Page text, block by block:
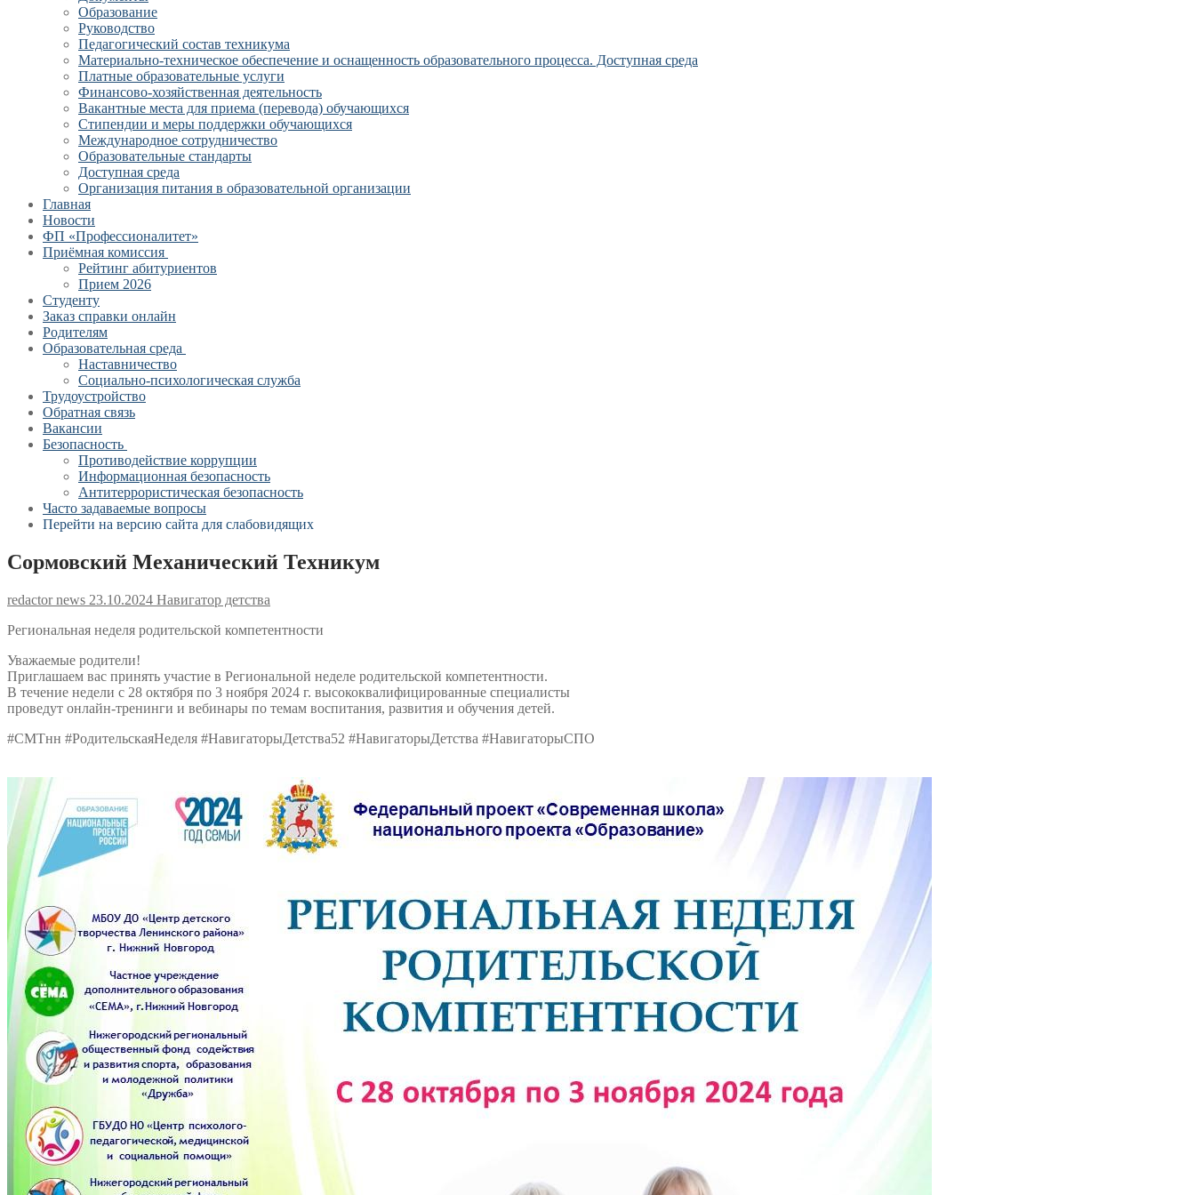
Образование
Руководство
Педагогический состав техникума
Материально-техническое обеспечение и оснащенность образовательного процесса. Доступная среда
Платные образовательные услуги
Финансово-хозяйственная деятельность
Вакантные места для приема (перевода) обучающихся
Стипендии и меры поддержки обучающихся
Международное сотрудничество
Образовательные стандарты
Доступная среда
Организация питания в образовательной организации
Главная
Новости
ФП «Профессионалитет»
Приёмная комиссия
Рейтинг абитуриентов
Прием 2026
Студенту
Заказ справки онлайн
Родителям
Образовательная среда
Наставничество
Социально-психологическая служба
Трудоустройство
Обратная связь
Вакансии
Безопасность
Противодействие коррупции
Информационная безопасность
Антитеррористическая безопасность
Часто задаваемые вопросы
Перейти на версию сайта для слабовидящих
Сормовский Механический Техникум
redactor news 23.10.2024 Навигатор детства
Региональная неделя родительской компетентности
Уважаемые родители!
Приглашаем вас принять участие в Региональной неделе родительской компетентности.
В течение недели с 28 октября по 3 ноября 2024 г. высококвалифицированные специалисты
проведут онлайн-тренинги и вебинары по темам воспитания, развития и обучения детей.
#СМТнн #РодительскаяНеделя #НавигаторыДетства52 #НавигаторыДетства #НавигаторыСПО